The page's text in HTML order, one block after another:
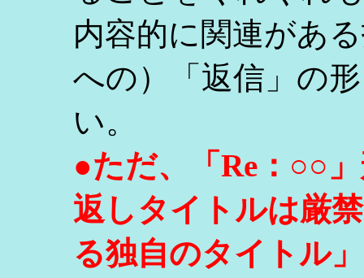
内容的に関連があ
への）「返信」の
い。
●ただ、「Re：○○
返しタイトルは厳
る独自のタイトル